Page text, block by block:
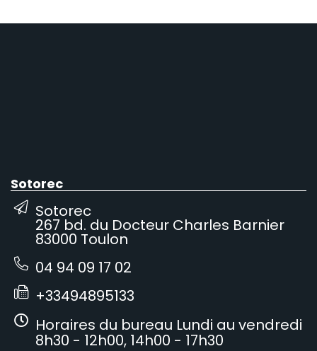
Sotorec
Sotorec
267 bd. du Docteur Charles Barnier
83000 Toulon
04 94 09 17 02
+33494895133
Horaires du bureau Lundi au vendredi
8h30 - 12h00, 14h00 - 17h30